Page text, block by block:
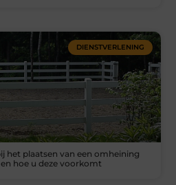
DIENSTVERLENING
het plaatsen van een omheining
hoe u deze voorkomt